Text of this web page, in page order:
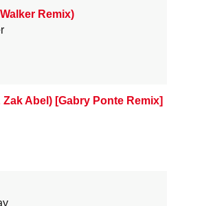
Remix)
Abel) [Gabry Ponte Remix]